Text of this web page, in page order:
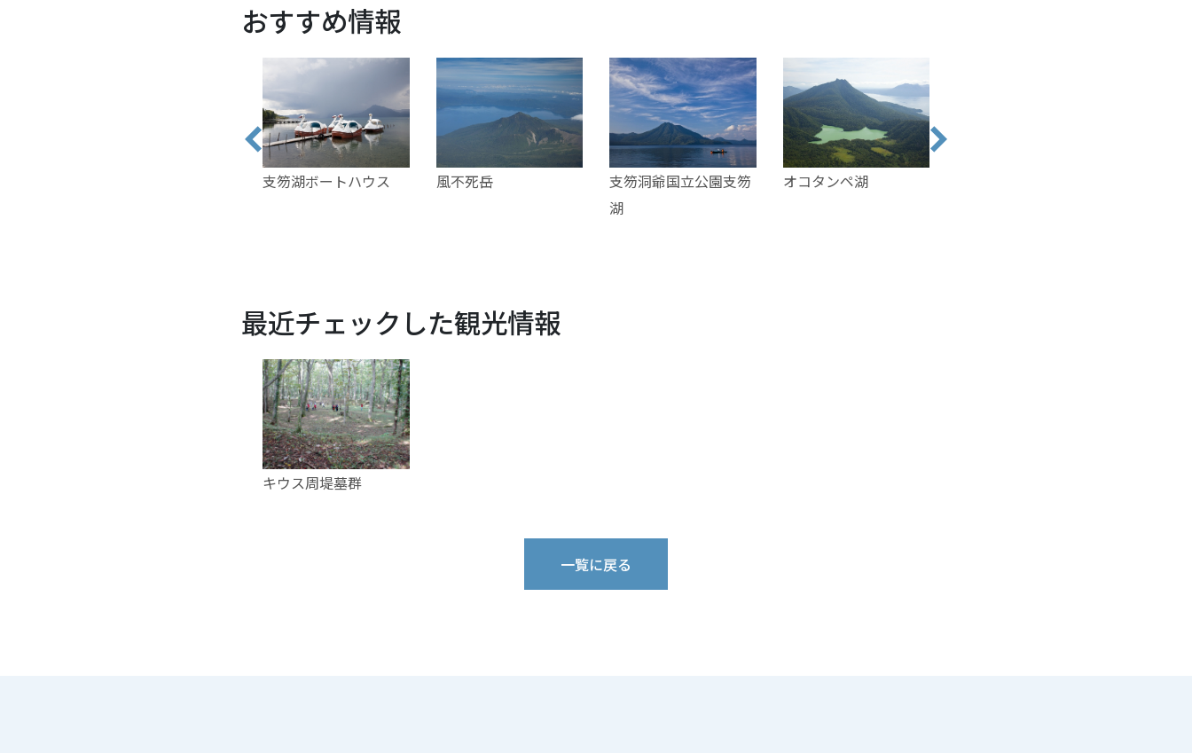
おすすめ情報
支笏湖ボートハウス 風不死岳
支笏洞爺国立公園支笏
湖
オコタンペ湖
最近チェックした観光情報
キウス周堤墓群
一覧に戻る